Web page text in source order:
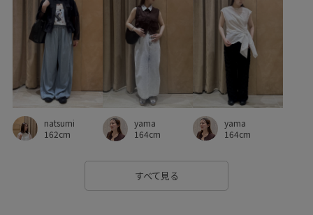
natsumi
162cm
yama
164cm
yama
164cm
すべて見る